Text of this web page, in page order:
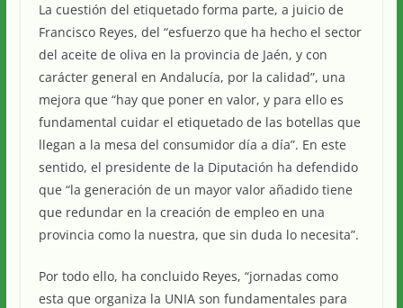
La cuestión del etiquetado forma parte, a juicio de
Francisco Reyes, del “esfuerzo que ha hecho el sector
del aceite de oliva en la provincia de Jaén, y con
carácter general en Andalucía, por la calidad”, una
mejora que “hay que poner en valor, y para ello es
fundamental cuidar el etiquetado de las botellas que
llegan a la mesa del consumidor día a día”. En este
sentido, el presidente de la Diputación ha defendido
que “la generación de un mayor valor añadido tiene
que redundar en la creación de empleo en una
provincia como la nuestra, que sin duda lo necesita”.
Por todo ello, ha concluido Reyes, “jornadas como
esta que organiza la UNIA son fundamentales para